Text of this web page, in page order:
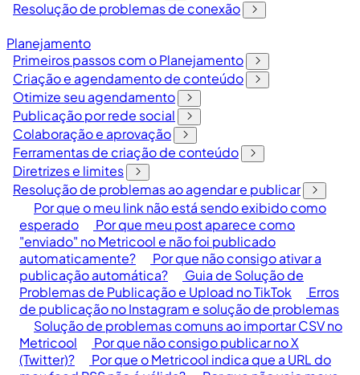
Resolução de problemas de conexão
Planejamento
Primeiros passos com o Planejamento
Criação e agendamento de conteúdo
Otimize seu agendamento
Publicação por rede social
Colaboração e aprovação
Ferramentas de criação de conteúdo
Diretrizes e limites
Resolução de problemas ao agendar e publicar
Por que o meu link não está sendo exibido como
esperado
Por que meu post aparece como
"enviado" no Metricool e não foi publicado
automaticamente?
Por que não consigo ativar a
publicação automática?
Guia de Solução de
Problemas de Publicação e Upload no TikTok
Erros
de publicação no Instagram e solução de problemas
Solução de problemas comuns ao importar CSV no
Metricool
Por que não consigo publicar no X
(Twitter)?
Por que o Metricool indica que a URL do